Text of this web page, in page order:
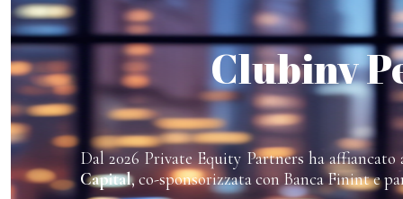
Clubinv
Dal 2026 Private Equity Partners ha
Capital, co-sponsorizzata con Banca Finint e